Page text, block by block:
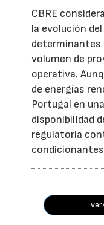
CBRE
la evolución
determinantes
volumen de
operativa.
de energías
Portugal en
disponibilidad
regulatoria